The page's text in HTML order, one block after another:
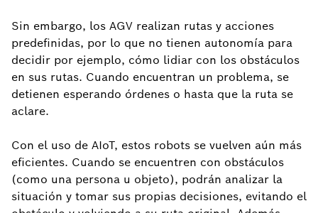
Sin embargo, los AGV realizan rutas y acciones
predefinidas, por lo que no tienen autonomía para
decidir por ejemplo, cómo lidiar con los obstáculos
en sus rutas. Cuando encuentran un problema, se
detienen esperando órdenes o hasta que la ruta se
aclare.
Con el uso de AIoT, estos robots se vuelven aún más
eficientes. Cuando se encuentren con obstáculos
(como una persona u objeto), podrán analizar la
situación y tomar sus propias decisiones, evitando el